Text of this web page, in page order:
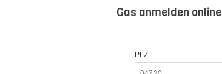
Gas anmelden